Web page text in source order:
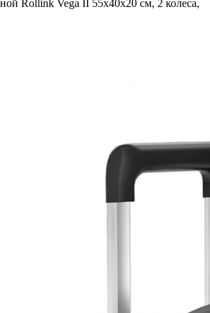
Rollink Vega II 55x40x20 см, 2 колеса,